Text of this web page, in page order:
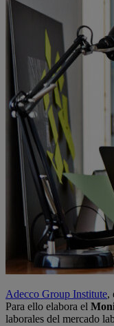
Adecco Group Institute,
Para ello elabora el
laborales del mercado